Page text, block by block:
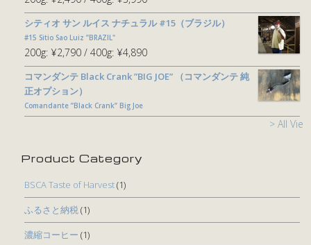
シティオ サン ルイス ナチュラル #15（ブラジル）
#15 Sitio Sao Luiz ”BRAZIL"
200g: ¥2,790 400g: ¥4,890
コマンダンテ Black Crank ”BIG JOE” （コマンダンテ 純
正オプション）
Comandante ”Black Crank” Big Joe
> All View
Product Category
BSCA Taste of Harvest(1)
ふるさと納税(1)
濃縮コーヒー (1)